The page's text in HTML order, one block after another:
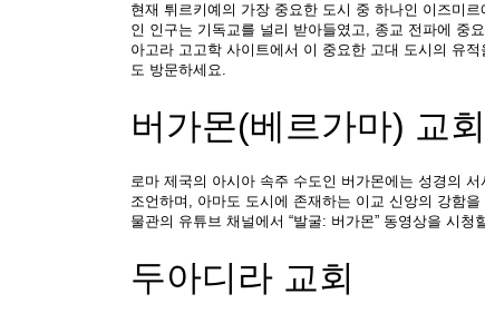
현재 튀르키예의 가장 중요한 도시 중 하나인 이즈미
인 인구는 기독교를 널리 받아들였고, 종교 전파에 중
아고라 고고학 사이트에서 이 중요한 고대 도시의 유
도 방문하세요.
버가몬(베르가마) 교회
로마 제국의 아시아 속주 수도인 버가몬에는 성경의
조언하며, 아마도 도시에 존재하는 이교 신앙의 강함
물관의 유튜브 채널에서 “발굴: 버가몬” 동영상을 시청
두아디라 교회